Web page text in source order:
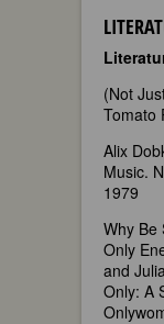
(Not
Tomato
Alix
Music.
1979
Why Be
Only
and
Only: A